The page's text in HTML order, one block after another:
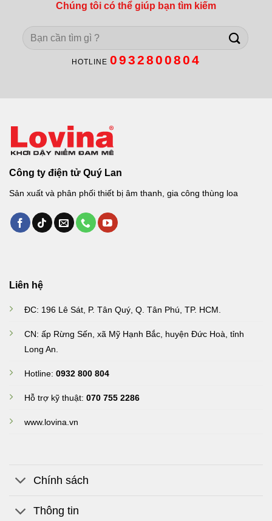
Chúng tôi có thể giúp bạn tìm kiếm
Search
for:
HOTLINE 0932800804
Công ty điện tử Quý Lan
Sản xuất và phân phối thiết bị âm thanh, gia công thùng loa
Chính sách
Thông tin
Liên hệ
ĐC: 196 Lê Sát, P. Tân Quý, Q. Tân Phú, TP. HCM.
CN: ấp Rừng Sến, xã Mỹ Hạnh Bắc, huyện Đức Hoà, tỉnh
Long An
Hotline: 0932 800 804
Hỗ trợ kỹ thuật: 070 755 2286
www.lovina.vn